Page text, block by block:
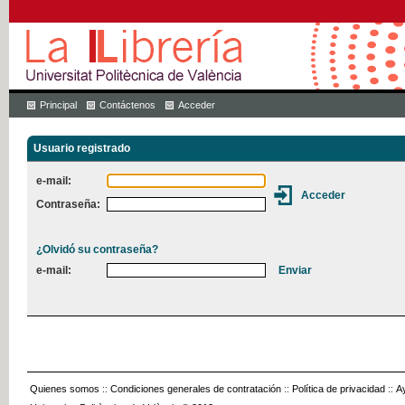
Principal Contáctenos Acceder
Usuario registrado
e-mail:
Contraseña:
¿Olvidó su contraseña?
e-mail:
Quienes somos :: Condiciones generales de contratación :: Política de privacidad ::